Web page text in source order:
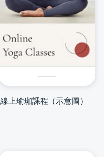
線上瑜珈課程（示意圖）